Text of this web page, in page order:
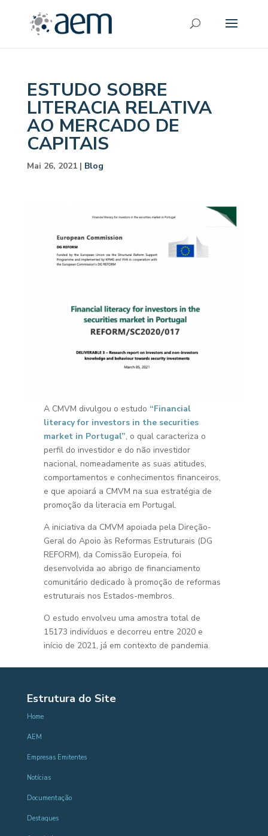
ESTUDO SOBRE
LITERACIA RELATIVA
AO MERCADO DE
CAPITAIS
Mai 26, 2021| Blog
A CMVM divulgou o estudo “Financial
literacy for investors in the securities
market in Portugal”, o qual caracteriza o
perfil do investidor e do não investidor
nacional, nomeadamente as suas atitudes,
comportamentos e conhecimentos financeiros,
e que apoiará a CMVM na sua estratégia de
promoção da literacia em Portugal.
A iniciativa da CMVM apoiada pela Direção-
Geral do Apoio às Reformas Estruturais (DG
REFORM), da Comissão Europeia, foi
desenvolvida ao abrigo de financiamento
comunitário dedicado à promoção de reformas
estruturais nos Estados-membros.
O estudo envolveu uma amostra total de
15173 indivíduos e decorreu entre 2020 e
início de 2021, já em contexto de pandemia.
Estrutura do Site
Home
AEM
Empresas Emitentes
Notícias
Documentação
Destaques